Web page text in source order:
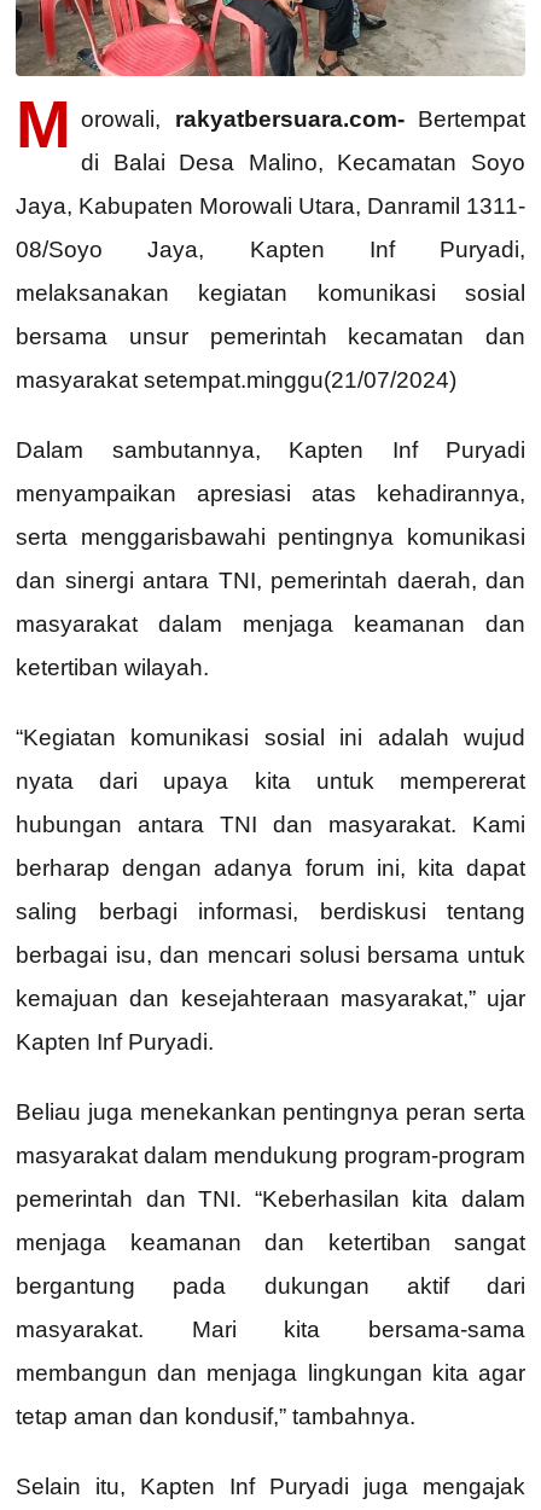
M orowali, rakyatbersuara.com-Bertempat
di Balai Desa Malino, Kecamatan Soyo
Jaya, Kabupaten Morowali Utara, Danramil 1311-
08/Soyo Jaya, Kapten Inf Puryadi,
melaksanakan kegiatan komunikasi sosial
bersama unsur pemerintah kecamatan dan
masyarakat setempat.minggu(21/07/2024)
Dalam sambutannya, Kapten Inf Puryadi
menyampaikan apresiasi atas kehadirannya,
serta menggarisbawahi pentingnya komunikasi
dan sinergi antara TNI, pemerintah daerah, dan
masyarakat dalam menjaga keamanan dan
ketertiban wilayah.
“Kegiatan komunikasi sosial ini adalah wujud
nyata dari upaya kita untuk mempererat
hubungan antara TNI dan masyarakat. Kami
berharap dengan adanya forum ini, kita dapat
saling berbagi informasi, berdiskusi tentang
berbagai isu, dan mencari solusi bersama untuk
kemajuan dan kesejahteraan masyarakat,” ujar
Kapten Inf Puryadi.
Beliau juga menekankan pentingnya peran serta
masyarakat dalam mendukung program-program
pemerintah dan TNI. “Keberhasilan kita dalam
menjaga keamanan dan ketertiban sangat
bergantung pada dukungan aktif dari
masyarakat. Mari kita bersama-sama
membangun dan menjaga lingkungan kita agar
tetap aman dan kondusif,” tambahnya.
Selain itu, Kapten Inf Puryadi juga mengajak